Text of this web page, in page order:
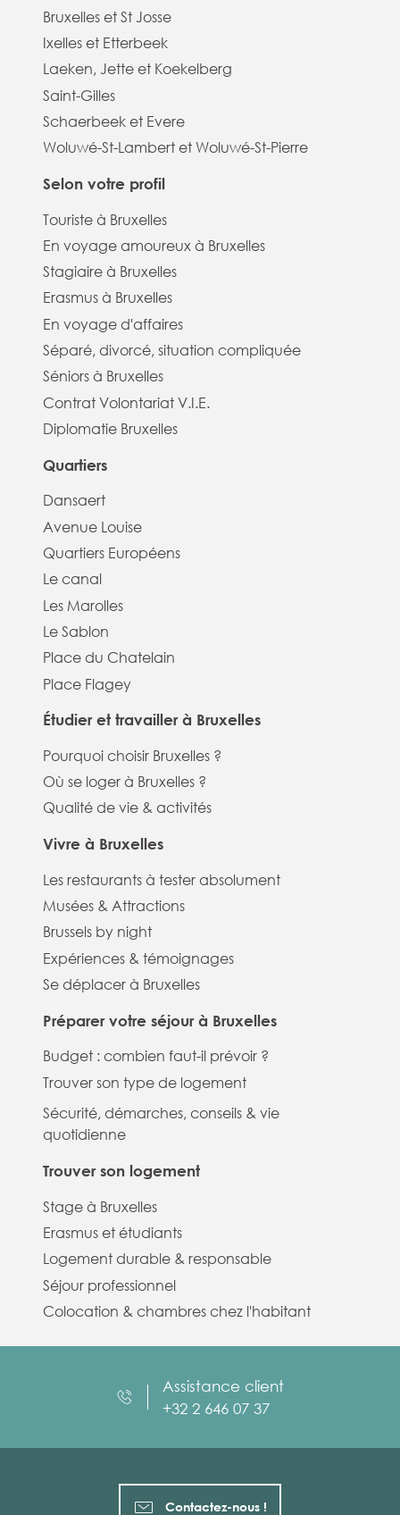
Bruxelles et St Josse
Ixelles et Etterbeek
Laeken, Jette et Koekelberg
Saint-Gilles
Schaerbeek et Evere
Woluwé-St-Lambert et Woluwé-St-Pierre
Selon votre profil
Touriste à Bruxelles
En voyage amoureux à Bruxelles
Stagiaire à Bruxelles
Erasmus à Bruxelles
En voyage d'affaires
Séparé, divorcé, situation compliquée
Séniors à Bruxelles
Contrat Volontariat V.I.E.
Diplomatie Bruxelles
Quartiers
Dansaert
Avenue Louise
Quartiers Européens
Le canal
Les Marolles
Le Sablon
Place du Chatelain
Place Flagey
Étudier et travailler à Bruxelles
Pourquoi choisir Bruxelles ?
Où se loger à Bruxelles ?
Qualité de vie & activités
Vivre à Bruxelles
Les restaurants à tester absolument
Musées & Attractions
Brussels by night
Expériences & témoignages
Se déplacer à Bruxelles
Préparer votre séjour à Bruxelles
Budget : combien faut-il prévoir ?
Trouver son type de logement
Sécurité, démarches, conseils & vie
quotidienne
Trouver son logement
Stage à Bruxelles
Erasmus et étudiants
Logement durable & responsable
Séjour professionnel
Colocation & chambres chez l'habitant
Assistance client
+32 2 646 07 37
Contactez-nous !